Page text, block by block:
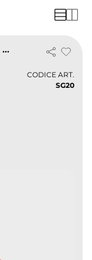
Felpa uomo in cotone premium comfort fit
CODICE ART.
SG20